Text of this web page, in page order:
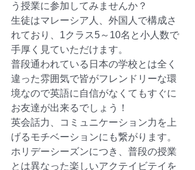
う授業に参加してみませんか？
生徒はマレーシア人、外国人で構成さ
れており、1クラス5～10名と小人数で
手厚く見ていただけます。
普段通われている日本の学校とは全く
違った雰囲気で皆がフレンドリーな環
境なので英語に自信がなくてもすぐに
お友達が出来るでしょう！
英会話力、コミュニケーション力を上
げるモチベーションにも繋がります。
ホリデーシーズンにつき、普段の授業
とは異なった楽しいアクテイビテイを